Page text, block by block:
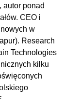
autor ponad
CEO i
w
Research
Technologies
kilku